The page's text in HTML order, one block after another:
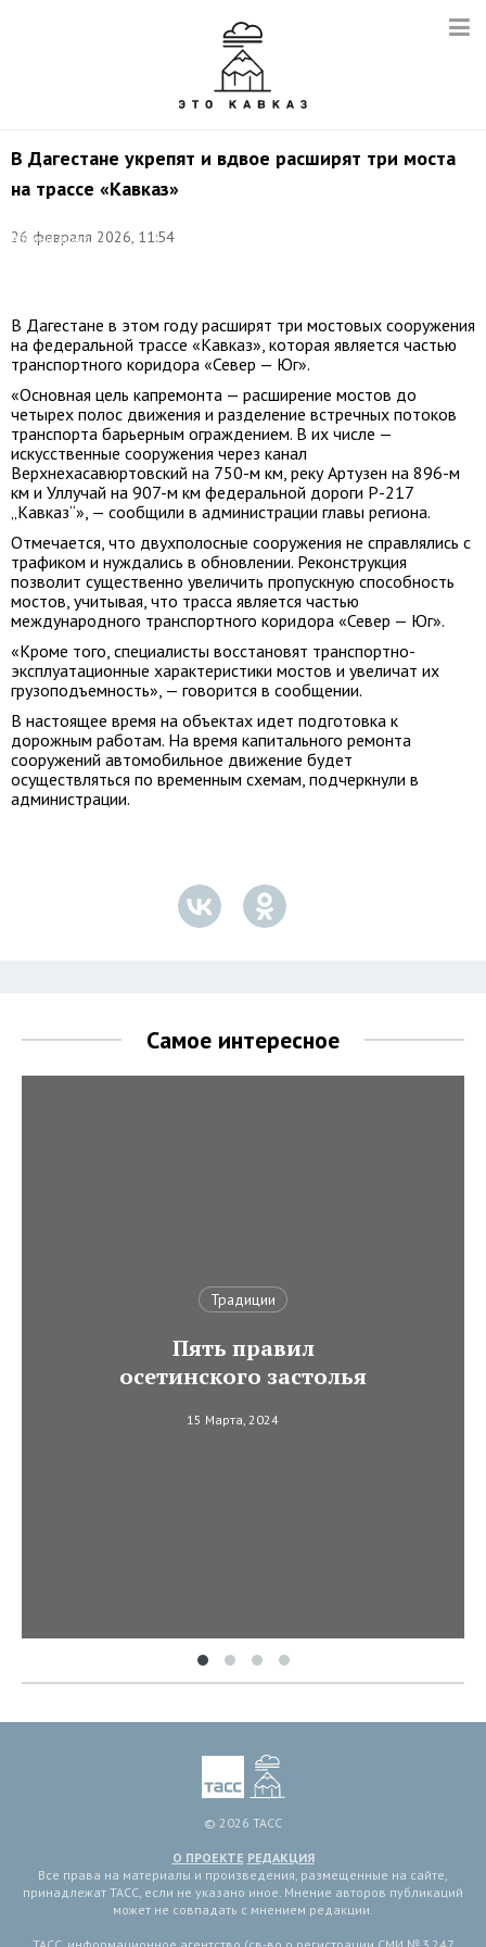
В Дагестане укрепят и вдвое расширят три моста
на трассе «Кавказ»
26 февраля 2026, 11:54
Администрация
В Дагестане в этом году расширят три мостовых сооружения
на федеральной трассе «Кавказ», которая является частью
транспортного коридора «Север — Юг».
«Основная цель капремонта — расширение мостов до
четырех полос движения и разделение встречных потоков
транспорта барьерным ограждением. В их числе —
искусственные сооружения через канал
Верхнехасавюртовский на 750-м км, реку Артузен на 896-м
км и Уллучай на 907-м км федеральной дороги Р-217
„Кавказ“», — сообщили в администрации главы региона.
Отмечается, что двухполосные сооружения не справлялись с
трафиком и нуждались в обновлении. Реконструкция
позволит существенно увеличить пропускную способность
мостов, учитывая, что трасса является частью
международного транспортного коридора «Север — Юг».
«Кроме того, специалисты восстановят транспортно-
эксплуатационные характеристики мостов и увеличат их
грузоподъемность», — говорится в сообщении.
В настоящее время на объектах идет подготовка к
дорожным работам. На время капитального ремонта
сооружений автомобильное движение будет
осуществляться по временным схемам, подчеркнули в
администрации.
Самое интересное
Традиции
Пять правил
осетинского застолья
15 Марта, 2024
© 2026 ТАСС
О ПРОЕКТЕ РЕДАКЦИЯ
Все права на материалы и произведения, размещенные на сайте,
принадлежат ТАСС, если не указано иное. Мнение авторов публикаций
может не совпадать с мнением редакции.